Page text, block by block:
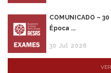
COMUNICADO –
Época ...
30 Jul 2026